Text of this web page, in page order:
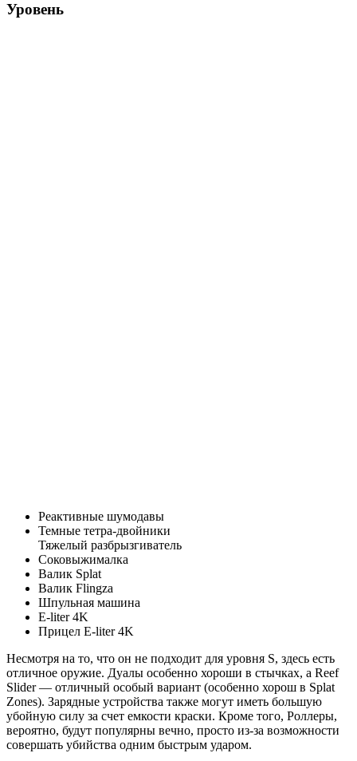
Уровень
Реактивные шумодавы
Темные тетра-двойники
Тяжелый разбрызгиватель
Соковыжималка
Валик Splat
Валик Flingza
Шпульная машина
E-liter 4K
Прицел E-liter 4K
Несмотря на то, что он не подходит для уровня S, здесь есть
отличное оружие. Дуалы особенно хороши в стычках, а Reef
Slider — отличный особый вариант (особенно хорош в Splat
Zones). Зарядные устройства также могут иметь большую
убойную силу за счет емкости краски. Кроме того, Роллеры,
вероятно, будут популярны вечно, просто из-за возможности
совершать убийства одним быстрым ударом.